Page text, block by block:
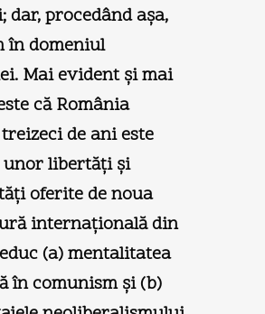
dar, procedând aşa,
în domeniul
Mai evident şi mai
că România
de ani este
libertăţi şi
oferite de noua
internaţională din
(a) mentalitatea
în comunism şi (b)